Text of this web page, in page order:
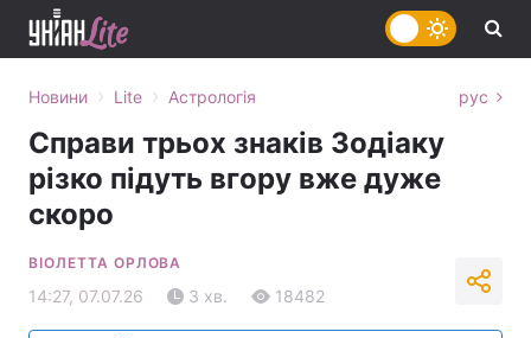
Новини › Lite › Астрологія рус
Справи трьох знаків Зодіаку
різко підуть вгору вже дуже
скоро
ВІОЛЕТТА ОРЛОВА
14:27, 07.07.26 3 хв. 18482